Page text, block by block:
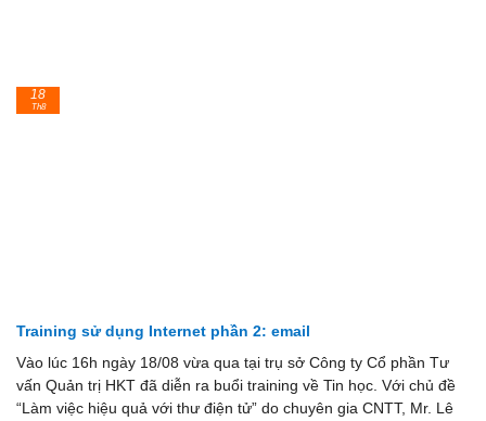
Training sử dụng Internet phần 2: email
Vào lúc 16h ngày 18/08 vừa qua tại trụ sở Công ty Cổ phần Tư
vấn Quản trị HKT đã diễn ra buổi training về Tin học. Với chủ đề
“Làm việc hiệu quả với thư điện tử” do chuyên gia CNTT, Mr. Lê
18
Th8